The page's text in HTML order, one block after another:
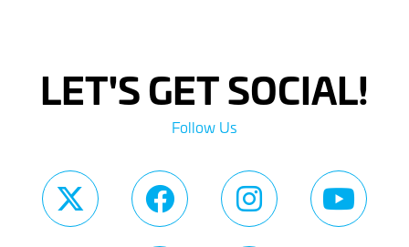
LET'S GET SOCIAL!
Follow Us